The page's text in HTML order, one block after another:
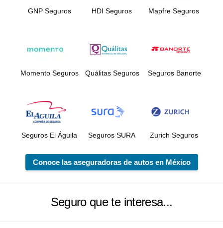
GNP Seguros HDI Seguros Mapfre Seguros
Momento Seguros Quálitas Seguros Seguros Banorte
Seguros El Águila Seguros SURA Zurich Seguros
Conoce las aseguradoras de autos en México
Seguro que te interesa...